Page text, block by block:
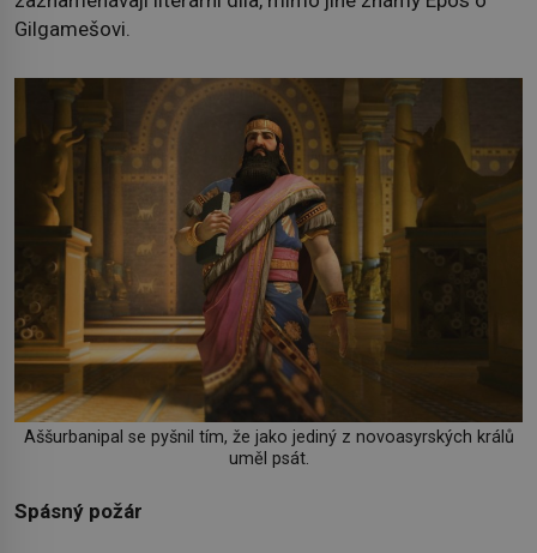
Gilgamešovi.
Aššurbanipal se pyšnil tím, že jako jediný z novoasyrských králů
uměl psát.
Spásný požár